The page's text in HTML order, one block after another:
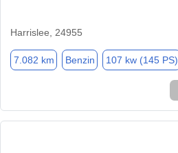
Harrislee, 24955
7.082 km Benzin 107 kw (145 PS)